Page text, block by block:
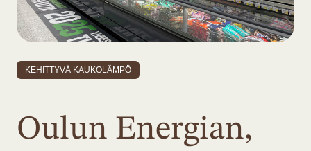
KEHITTYVÄ KAUKOLÄMPÖ
Oulun Energian,